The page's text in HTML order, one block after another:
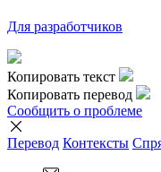
Для разработчиков
Копировать текст
Копировать перевод
Сообщить о проблеме
Перевод Контексты